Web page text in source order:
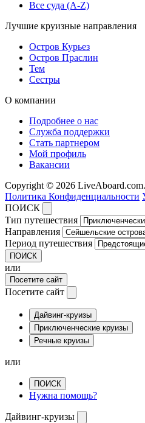
Все суда (A-Z)
Лучшие круизные направления
Остров Курьез
Остров Праслин
Тем
Сестры
О компании
Подробнее о нас
Служба поддержки
Стать партнером
Мой профиль
Вакансии
Copyright © 2026
Политика Конфиденциальности
ПОИСК
Тип путешествия
Направления
Период путешествия
ПОИСК
или
Посетите сайт
Посетите сайт
Дайвинг-круизы
Приключенческие круизы
Речные круизы
или
ПОИСК
Нужна помощь?
Дайвинг-круизы